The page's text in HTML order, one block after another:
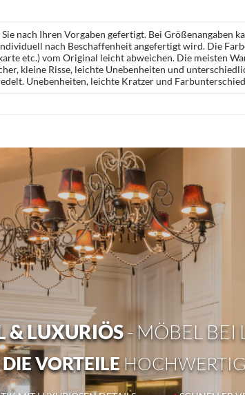
nach Ihren Vorgaben gefertigt. Bei Größenangaben
nach Beschaffenheit angefertigt wird. Die
etc.) vom Original leicht abweichen. Die meisten
kleine Risse, leichte Unebenheiten und
Unebenheiten, leichte Kratzer und
& LUXURIÖS- MÖBEL BEI
VORTEILE